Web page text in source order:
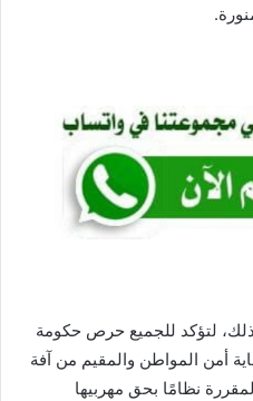
ذلك، لتؤكد للجميع حرص حكومة
أمن المواطن والمقيم من آفة
نظامًا بحق مهربيها